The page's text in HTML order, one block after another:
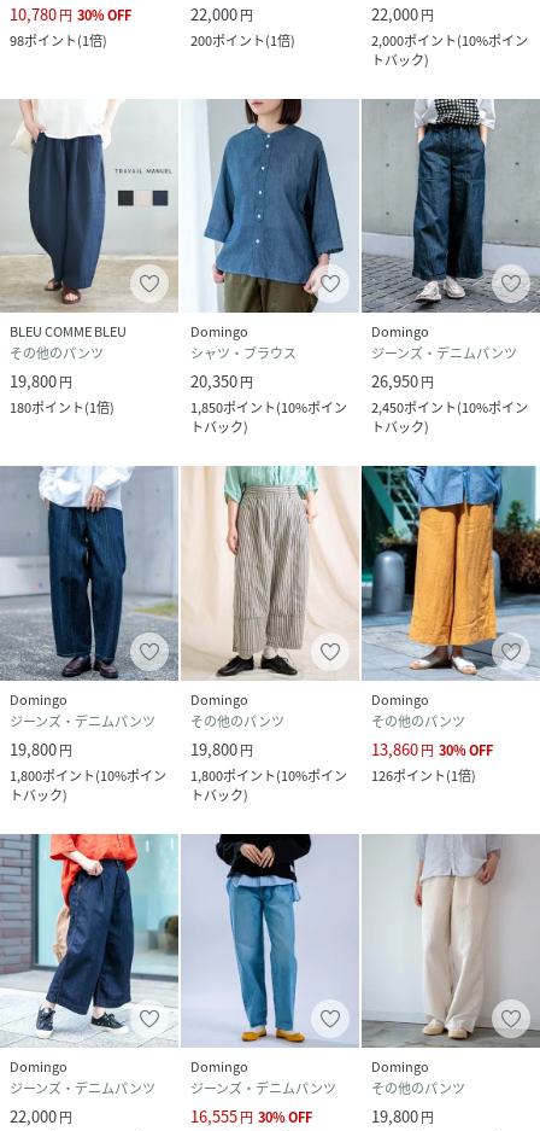
10,780円 30%OFF
98ポイント(1倍)
22,000円
200ポイント(1倍)
22,000円
2,000ポイント(10%ポイン
トバック)
BLEU COMME BLEU
その他のパンツ
19,800円
180ポイント(1倍)
Domingo
シャツ・ブラウス
20,350円
1,850ポイント(10%ポイン
トバック)
Domingo
ジーンズ・デニムパンツ
26,950円
2,450ポイント(10%ポイン
トバック)
Domingo
ジーンズ・デニムパンツ
19,800円
1,800ポイント(10%ポイン
トバック)
Domingo
その他のパンツ
19,800円
1,800ポイント(10%ポイン
トバック)
Domingo
その他のパンツ
13,860円 30%OFF
126ポイント(1倍)
Domingo
ジーンズ・デニムパンツ
22,000円
Domingo
ジーンズ・デニムパンツ
16,555円 30%OFF
Domingo
その他のパンツ
19,800円